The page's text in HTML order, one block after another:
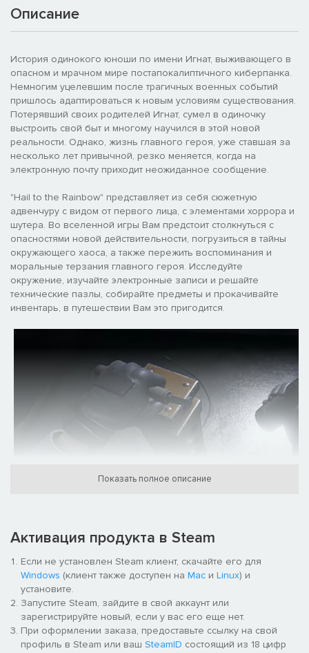
Описание
История одинокого юноши по имени Игнат, выживающего в
опасном и мрачном мире постапокалиптичного киберпанка.
Немногим уцелевшим после трагичных военных событий
пришлось адаптироваться к новым условиям существования.
Потерявший своих родителей Игнат, сумел в одиночку
выстроить свой быт и многому научился в этой новой
реальности. Однако, жизнь главного героя, уже ставшая за
несколько лет привычной, резко меняется, когда на
электронную почту приходит неожиданное сообщение.
"Hail to the Rainbow" представляет из себя сюжетную
адвенчуру с видом от первого лица, с элементами хоррора и
шутера. Во вселенной игры Вам предстоит столкнуться с
опасностями новой действительности, погрузиться в тайны
окружающего хаоса, а также пережить воспоминания и
моральные терзания главного героя. Исследуйте
окружение, изучайте электронные записи и решайте
технические пазлы, собирайте предметы и прокачивайте
инвентарь, в путешествии Вам это пригодится.
Колоритная киберпанк - стилистика постапокалиптической
Логические технические задачи и напряженные бои с
противниками
Бонусы после прохождения
Фоторежим
Показать полное описание
Активация продукта в Steam
Если не установлен Steam клиент, скачайте его для
Windows (клиент также доступен на Mac и Linux) и
установите.
Запустите Steam, зайдите в свой аккаунт или
зарегистрируйте новый, если у вас его еще нет.
При оформлении заказа, предоставьте ссылку на свой
профиль в Steam или ваш SteamID состоящий из 18 цифр